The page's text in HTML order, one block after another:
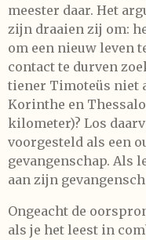
meester daar. Het
zijn draaien zij om:
om een nieuw leven
contact te durven
tiener Timoteüs niet
Korinthe en
kilometer)? Los
voorgesteld als een
gevangenschap. Als
aan zijn
Ongeacht de
als je het leest in